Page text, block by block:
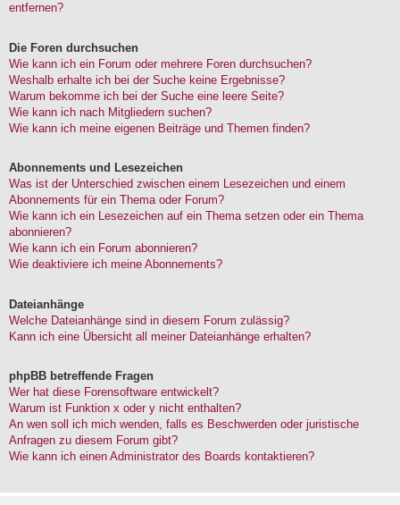
entfernen?
Die Foren durchsuchen
Wie kann ich ein Forum oder mehrere Foren durchsuchen?
Weshalb erhalte ich bei der Suche keine Ergebnisse?
Warum bekomme ich bei der Suche eine leere Seite?
Wie kann ich nach Mitgliedern suchen?
Wie kann ich meine eigenen Beiträge und Themen finden?
Abonnements und Lesezeichen
Was ist der Unterschied zwischen einem Lesezeichen und einem
Abonnements für ein Thema oder Forum?
Wie kann ich ein Lesezeichen auf ein Thema setzen oder ein Thema
abonnieren?
Wie kann ich ein Forum abonnieren?
Wie deaktiviere ich meine Abonnements?
Dateianhänge
Welche Dateianhänge sind in diesem Forum zulässig?
Kann ich eine Übersicht all meiner Dateianhänge erhalten?
phpBB betreffende Fragen
Wer hat diese Forensoftware entwickelt?
Warum ist Funktion x oder y nicht enthalten?
An wen soll ich mich wenden, falls es Beschwerden oder juristische
Anfragen zu diesem Forum gibt?
Wie kann ich einen Administrator des Boards kontaktieren?